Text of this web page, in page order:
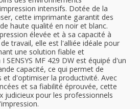
intensifs. Dotée de la
cette imprimante garantit des
haute qualité en noir et blanc.
élevée et à sa capacité à
travail, elle est l'alliée idéale pour
une solution fiable et
SENSYS MF 429 DW est équipé d'un
capacité, ce qui permet de
et d'optimiser la productivité. Avec
et sa fiabilité éprouvée, cette
judicieux pour les professionnels